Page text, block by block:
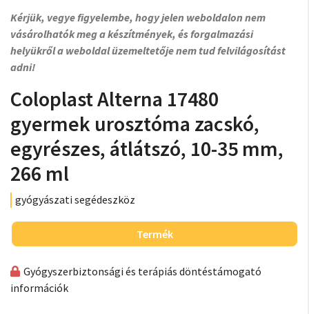
Kérjük, vegye figyelembe, hogy jelen weboldalon nem
vásárolhatók meg a készítmények, és forgalmazási
helyükről a weboldal üzemeltetője nem tud felvilágosítást
adni!
Coloplast Alterna 17480
gyermek urosztóma zacskó,
egyrészes, átlátszó, 10-35 mm,
266 ml
gyógyászati segédeszköz
Termék
Gyógyszerbiztonsági és terápiás döntéstámogató
információk